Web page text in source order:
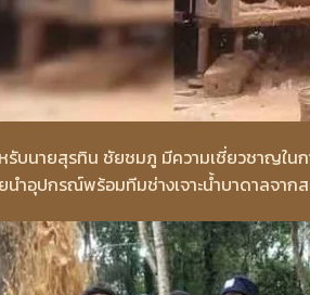
รับนายสุรทิน ชัยชมภู มีความเชี่ยวชาญในก
นำอุปกรณ์พร้อมทีมช่างเจาะน้ำบาดาลจา